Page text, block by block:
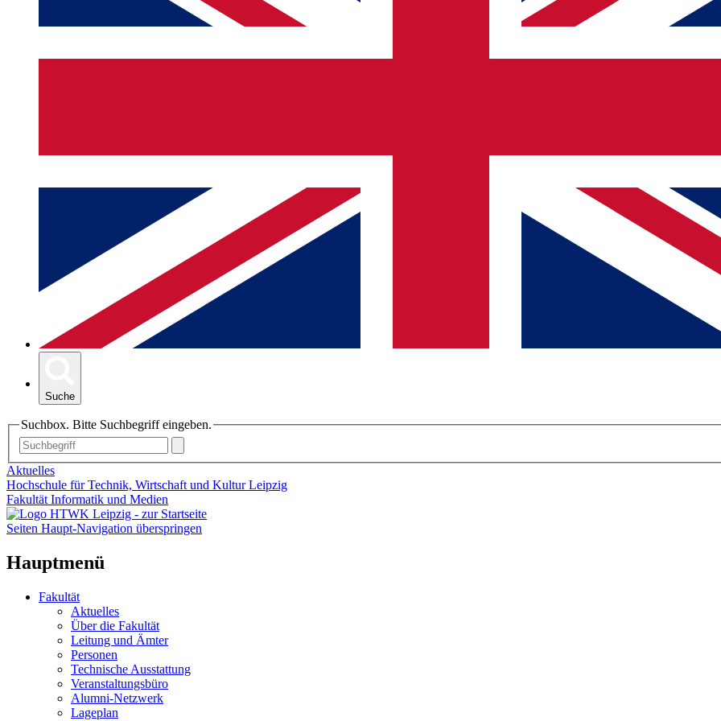
Suche
Suchbox. Bitte Suchbegriff eingeben.
Aktuelles
Hochschule für Technik, Wirtschaft und Kultur Leipzig
Fakultät Informatik und Medien
Seiten Haupt-Navigation überspringen
Hauptmenü
Fakultät
Aktuelles
Über die Fakultät
Leitung und Ämter
Personen
Technische Ausstattung
Veranstaltungsbüro
Alumni-Netzwerk
Lageplan